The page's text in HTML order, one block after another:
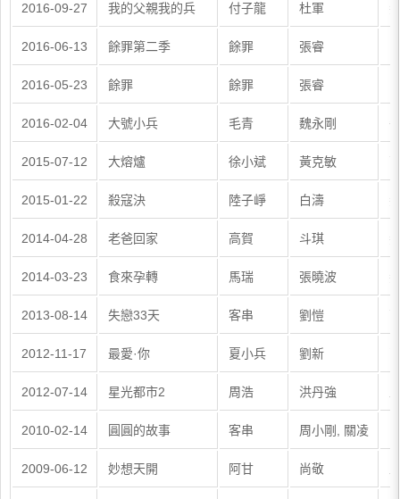
2016-09-27 我的父親我的兵 付子龍 杜軍
2016-06-13 餘罪第二季 餘罪 張睿
2016-05-23 餘罪 餘罪 張睿
2016-02-04 大號小兵 毛青 魏永剛
2015-07-12 大熔爐 徐小斌 黃克敏
2015-01-22 殺寇決 陸子崢 白濤
2014-04-28 老爸回家 高賀 斗琪
2014-03-23 食來孕轉 馬瑞 張曉波
2013-08-14 失戀33天 客串 劉愷
2012-11-17 最愛·你 夏小兵 劉新
2012-07-14 星光都市2 周浩 洪丹強
2010-02-14 圓圓的故事 客串 周小剛, 關凌
2009-06-12 妙想天開 阿甘 尚敬